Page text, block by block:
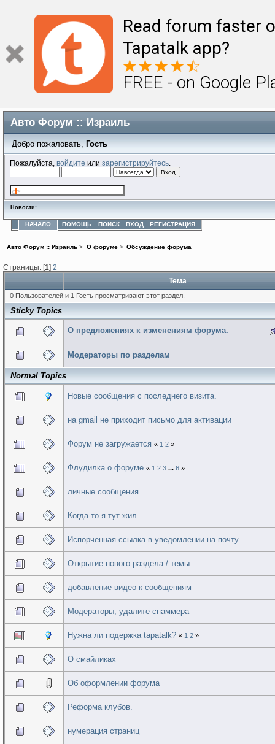
Read forum faster
Tapatalk app?
FREE - on Google
Авто Форум :: Израиль
Добро пожаловать, Гость
Пожалуйста,войдите илизарегистрируйтесь
Новости:
НАЧАЛО ПОМОЩЬ ПОИСК ВХОД РЕГИСТРАЦИЯ
Авто Форум :: Израиль > О форуме> Обсуждение форума
Страницы: [1] 2
Тема
0 Пользователей и 1 Гость просматривают этот раздел.
Sticky Topics
О предложениях к изменениям форума.
Модераторы по разделам
Normal Topics
Новые сообщения с последнего визита.
на gmail не приходит письмо для активации
Форум не загружается « 1 2 »
Флудилка о форуме « 1 2 3 ...6 »
личные сообщения
Когда-то я тут жил
Испорченная ссылка в уведомлении на почту
Открытие нового раздела / темы
добавление видео к сообщениям
Модераторы, удалите спаммера
Нужна ли подержка tapatalk? « 1 2 »
О смайликах
Об оформлении форума
Реформа клубов.
нумерация страниц